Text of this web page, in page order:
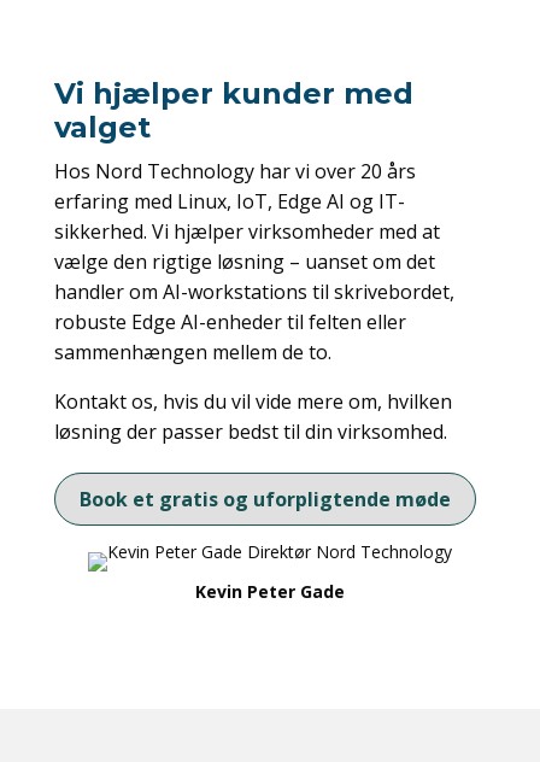
Vi hjælper kunder med
valget
Hos Nord Technology har vi over 20 års
erfaring med Linux, IoT, Edge AI og IT-
sikkerhed. Vi hjælper virksomheder med at
vælge den rigtige løsning – uanset om det
handler om AI-workstations til skrivebordet,
robuste Edge AI-enheder til felten eller
sammenhængen mellem de to.
Kontakt os, hvis du vil vide mere om, hvilken
løsning der passer bedst til din virksomhed.
Book et gratis og uforpligtende møde
Kevin Peter Gade